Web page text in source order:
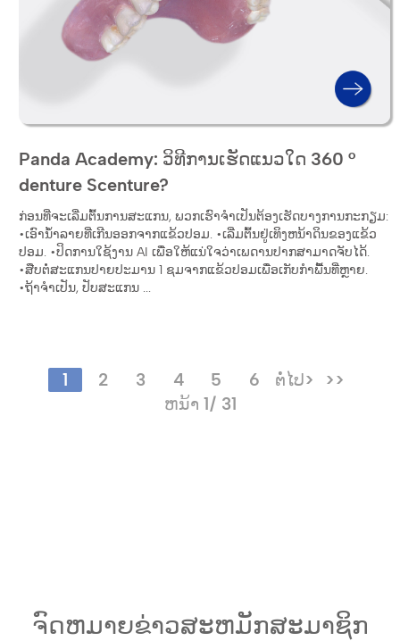
Panda Academy: ວິທີການເຮັດແນວໃດ 360 °
denture Scenture?
ກ່ອນທີ່ຈະເລີ່ມຕົ້ນການສະແກນ, ພວກເຮົາຈໍາເປັນຕ້ອງເຮັດບາງການກະກຽມ:
•ເອົານໍ້າລາຍທີ່ເກີນອອກຈາກແຂ້ວປອມ. •ເລີ່ມຕົ້ນຢູ່ເທິງຫນ້າດິນຂອງແຂ້ວ
ປອມ. •ປິດການໃຊ້ງານ AI ເພື່ອໃຫ້ແນ່ໃຈວ່າເພດານປາກສາມາດຈັບໄດ້.
•ສືບຕໍ່ສະແກນປາຍປະມານ 1 ຊມຈາກແຂ້ວປອມເພື່ອເກັບກໍາພື້ນທີ່ຫຼາຍ.
•ຖ້າຈໍາເປັນ, ປັບສະແກນ ...
1 2 3 4 5 6 ຕໍ່ໄປ>
>>
ຫນ້າ 1/ 31
ຈົດຫມາຍຂ່າວສະຫມັກສະມາຊິກ